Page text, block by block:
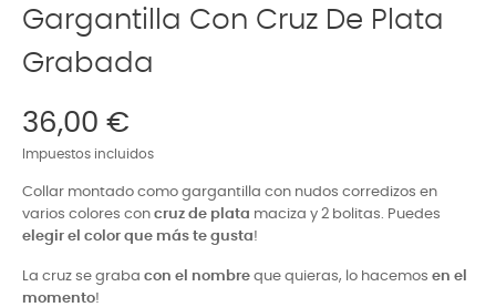
Gargantilla Con Cruz De Plata
Grabada
36,00 €
Impuestos incluidos
Collar montado como gargantilla con nudos corredizos en
varios colores con cruz de plata maciza y 2 bolitas. Puedes
elegir el color que más te gusta!
La cruz se graba con el nombre que quieras, lo hacemos en el
momento!